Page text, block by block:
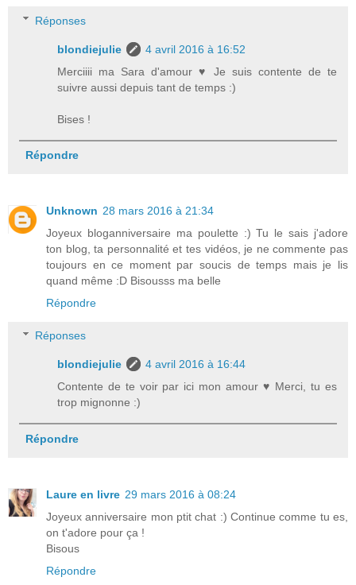
Réponses
blondiejulie
4 avril 2016 à 16:52
Merciiii ma Sara d'amour ♥ Je suis contente de te
suivre aussi depuis tant de temps :)
Bises !
Répondre
Unknown 28 mars 2016 à 21:34
Joyeux bloganniversaire ma poulette :) Tu le sais j'adore
ton blog, ta personnalité et tes vidéos, je ne commente pas
toujours en ce moment par soucis de temps mais je lis
quand même :D Bisousss ma belle
Répondre
Réponses
blondiejulie
4 avril 2016 à 16:44
Contente de te voir par ici mon amour ♥ Merci, tu es
trop mignonne :)
Répondre
Laure en livre 29 mars 2016 à 08:24
Joyeux anniversaire mon ptit chat :) Continue comme tu es,
on t'adore pour ça !
Bisous
Répondre